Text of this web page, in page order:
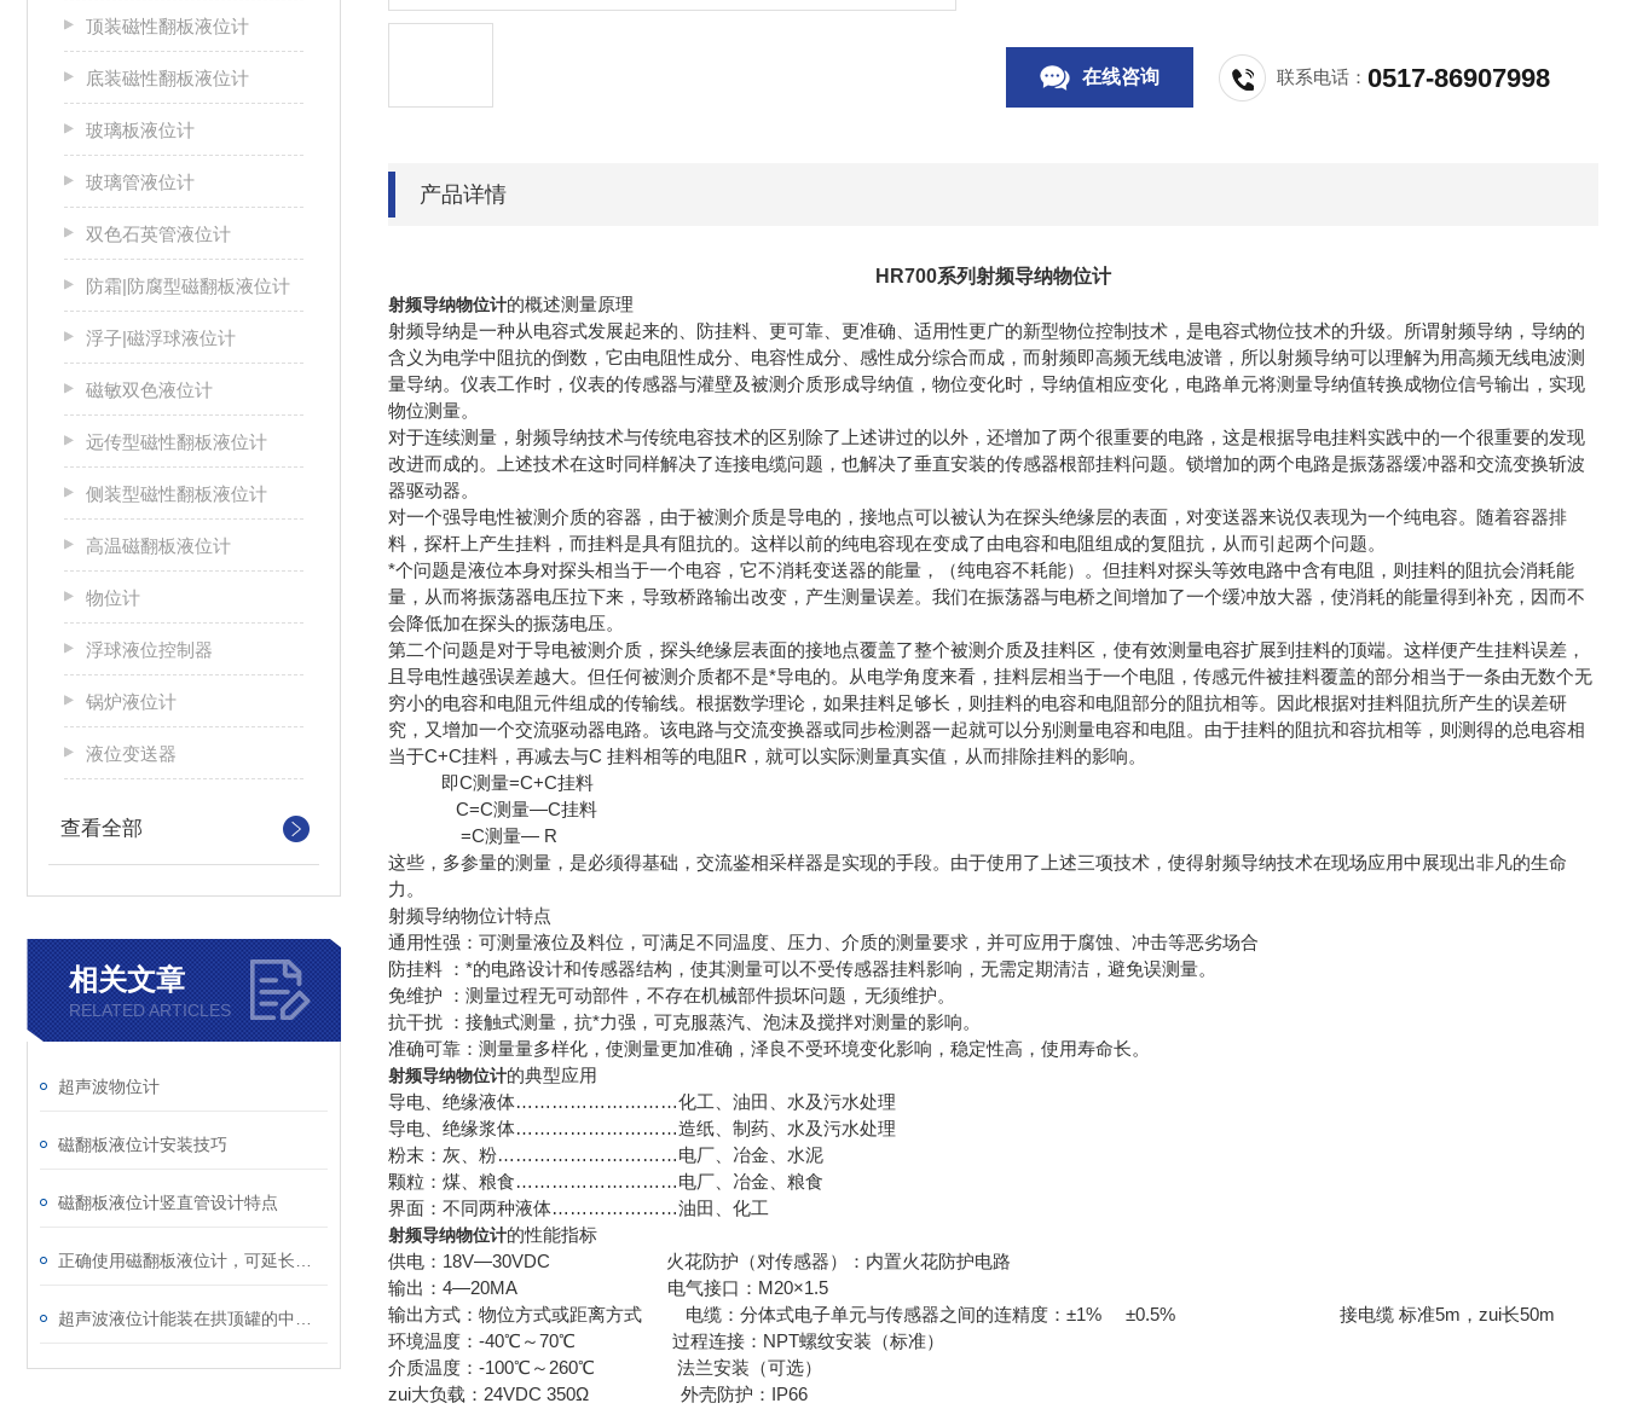
顶装磁性翻板液位计
底装磁性翻板液位计
玻璃板液位计
玻璃管液位计
双色石英管液位计
防霜|防腐型磁翻板液位计
浮子|磁浮球液位计
磁敏双色液位计
远传型磁性翻板液位计
侧装型磁性翻板液位计
高温磁翻板液位计
物位计
浮球液位控制器
锅炉液位计
液位变送器
查看全部
相关文章
RELATED ARTICLES
超声波物位计
磁翻板液位计安装技巧
磁翻板液位计竖直管设计特点
在线咨询 联系电话：0517-86907998
产品详情
HR700系列射频导纳物位计
射频导纳物位计的概述测量原理
射频导纳是一种从电容式发展起来的、防挂料、更可靠、更准确、适用性更广的新型物位控制技术，是电容式物位技术的升级。所谓射频导纳，导纳的
含义为电学中阻抗的倒数，它由电阻性成分、电容性成分、感性成分综合而成，而射频即高频无线电波谱，所以射频导纳可以理解为用高频无线电波测
量导纳。仪表工作时，仪表的传感器与灌壁及被测介质形成导纳值，物位变化时，导纳值相应变化，电路单元将测量导纳值转换成物位信号输出，实现
物位测量。
对于连续测量，射频导纳技术与传统电容技术的区别除了上述讲过的以外，还增加了两个很重要的电路，这是根据导电挂料实践中的一个很重要的发现
改进而成的。上述技术在这时同样解决了连接电缆问题，也解决了垂直安装的传感器根部挂料问题。锁增加的两个电路是振荡器缓冲器和交流变换斩波
器驱动器。
对一个强导电性被测介质的容器，由于被测介质是导电的，接地点可以被认为在探头绝缘层的表面，对变送器来说仅表现为一个纯电容。随着容器排
料，探杆上产生挂料，而挂料是具有阻抗的。这样以前的纯电容现在变成了由电容和电阻组成的复阻抗，从而引起两个问题。
*个问题是液位本身对探头相当于一个电容，它不消耗变送器的能量，（纯电容不耗能）。但挂料对探头等效电路中含有电阻，则挂料的阻抗会消耗能
量，从而将振荡器电压拉下来，导致桥路输出改变，产生测量误差。我们在振荡器与电桥之间增加了一个缓冲放大器，使消耗的能量得到补充，因而不
会降低加在探头的振荡电压。
第二个问题是对于导电被测介质，探头绝缘层表面的接地点覆盖了整个被测介质及挂料区，使有效测量电容扩展到挂料的顶端。这样便产生挂料误差，
且导电性越强误差越大。但任何被测介质都不是*导电的。从电学角度来看，挂料层相当于一个电阻，传感元件被挂料覆盖的部分相当于一条由无数个无
穷小的电容和电阻元件组成的传输线。根据数学理论，如果挂料足够长，则挂料的电容和电阻部分的阻抗相等。因此根据对挂料阻抗所产生的误差研
究，又增加一个交流驱动器电路。该电路与交流变换器或同步检测器一起就可以分别测量电容和电阻。由于挂料的阻抗和容抗相等，则测得的总电容相
当于C+C挂料，再减去与C 挂料相等的电阻R，就可以实际测量真实值，从而排除挂料的影响。
即C测量=C+C挂料
C=C测量—C挂料
=C测量— R
这些，多参量的测量，是必须得基础，交流鉴相采样器是实现的手段。由于使用了上述三项技术，使得射频导纳技术在现场应用中展现出非凡的生命
力。
射频导纳物位计特点
通用性强：可测量液位及料位，可满足不同温度、压力、介质的测量要求，并可应用于腐蚀、冲击等恶劣场合
防挂料 ：*的电路设计和传感器结构，使其测量可以不受传感器挂料影响，无需定期清洁，避免误测量。
免维护 ：测量过程无可动部件，不存在机械部件损坏问题，无须维护。
抗干扰 ：接触式测量，抗*力强，可克服蒸汽、泡沫及搅拌对测量的影响。
准确可靠：测量量多样化，使测量更加准确，泽良不受环境变化影响，稳定性高，使用寿命长。
射频导纳物位计的典型应用
导电、绝缘液体………………………化工、油田、水及污水处理
导电、绝缘浆体………………………造纸、制药、水及污水处理
粉末：灰、粉…………………………电厂、冶金、水泥
颗粒：煤、粮食………………………电厂、冶金、粮食
界面：不同两种液体…………………油田、化工
射频导纳物位计的性能指标
供电：18V—30VDC 火花防护（对传感器）：内置火花防护电路
输出：4—20MA 电气接口：M20×1.5
输出方式：物位方式或距离方式 电缆：分体式电子单元与传感器之间的连精度：±1% ±0.5% 接电缆 标准5m，zui长50m
环境温度：-40℃～70℃ 过程连接：NPT螺纹安装（标准）
介质温度：-100℃～260℃ 法兰安装（可选）
zui大负载：24VDC 350Ω 外壳防护：IP66